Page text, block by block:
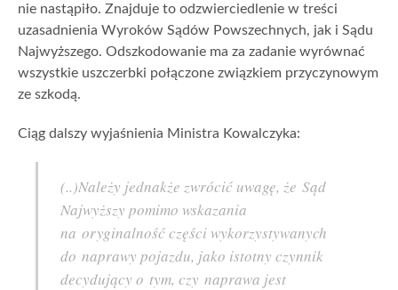
nie nastąpiło. Znajduje to odzwierciedlenie w treści
uzasadnienia Wyroków Sądów Powszechnych, jak i Sądu
Najwyższego. Odszkodowanie ma za zadanie wyrównać
wszystkie uszczerbki połączone związkiem przyczynowym
ze szkodą.
Ciąg dalszy wyjaśnienia Ministra Kowalczyka:
(..)Należy jednakże zwrócić uwagę, że Sąd
Najwyższy pomimo wskazania
na oryginalność części wykorzystywanych
do naprawy pojazdu, jako istotny czynnik
decydujący o tym, czy naprawa jest